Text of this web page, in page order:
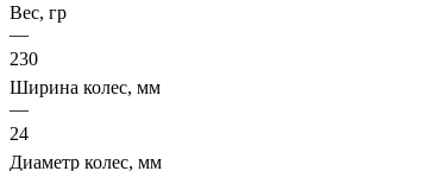
Вес, гр
—
230
Ширина колес, мм
—
24
Диаметр колес, мм